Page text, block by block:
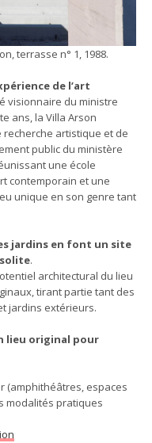
terrasse n° 1, 1988.
de l’art
visionnaire du ministre
ans, la Villa Arson
artistique et de
public du ministère
une école
contemporain et une
unique en son genre tant
jardins en font un site
.
architectural du lieu
tirant partie tant des
jardins extérieurs.
lieu original pour
(amphithéâtres, espaces
modalités pratiques